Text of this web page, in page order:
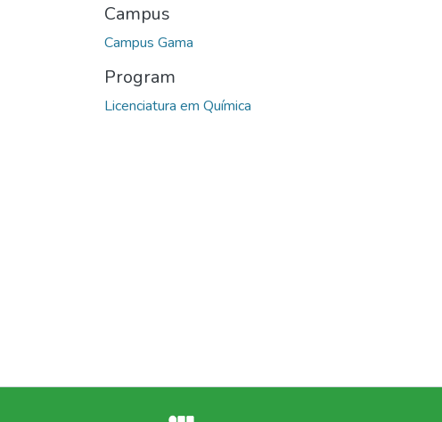
Campus
Campus Gama
Program
Licenciatura em Química